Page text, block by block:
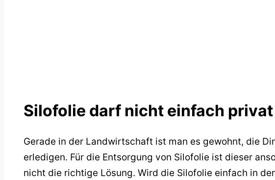
Silofolie darf nicht einfach
Gerade in der Landwirtschaft ist man es gewohnt, die
erledigen. Für die Entsorgung von Silofolie ist dieser
nicht die richtige Lösung. Wird die Silofolie einfach in